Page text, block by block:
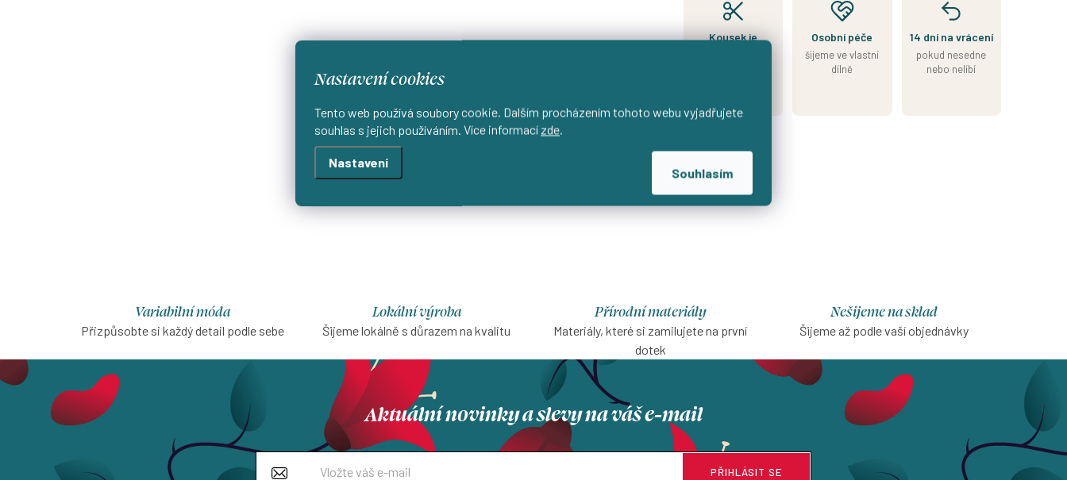
Nastavení cookies
Tento web používá soubory cookie. Dalším procházením tohoto webu vyjadřujete
souhlas s jejich používáním. Více informací zde.
Nastavení
Souhlasím
Kousek je
Osobní péče
šijeme ve vlastní
dílně
14 dní na vrácení
pokud nesedne
nebo nelíbí
Variabilní móda
Přizpůsobte si každý detail podle sebe
Lokální výroba
Šijeme lokálně s důrazem na kvalitu
Přírodní materiály
Materiály, které si zamilujete na první
dotek
Nešijeme na sklad
Šijeme až podle vaší objednávky
Aktuální novinky a slevy na váš e-mail
PŘIHLÁSIT SE